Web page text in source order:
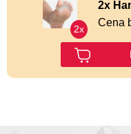
2x
2x
Cena